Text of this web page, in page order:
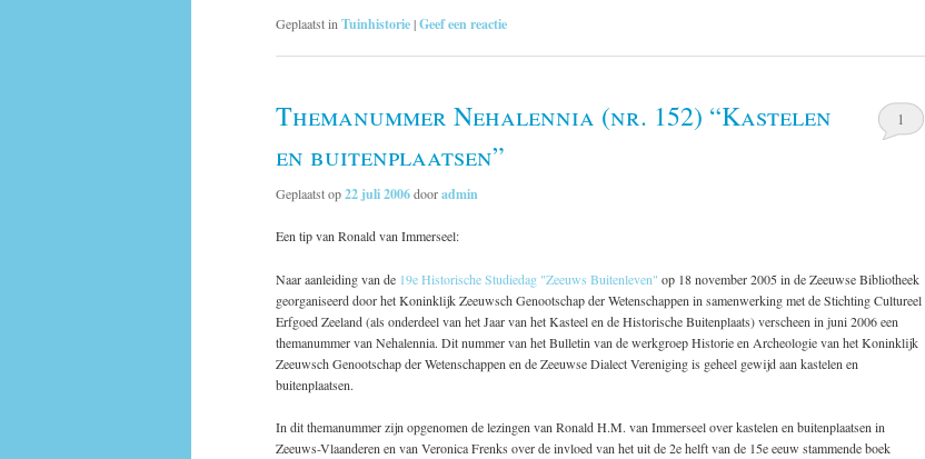
Geplaatst in Tuinhistorie|Geef een reactie
Themanummer Nehalennia (nr. 152) “Kastelen
en buitenplaatsen”
Geplaatst op22 juli 2006dooradmin
1
Een tip van Ronald van Immerseel:
Naar aanleiding van de 19e Historische Studiedag "Zeeuws Buitenleven" op 18 november 2005 in de Zeeuwse Bibliotheek
georganiseerd door het Koninklijk Zeeuwsch Genootschap der Wetenschappen in samenwerking met de Stichting Cultureel
Erfgoed Zeeland (als onderdeel van het Jaar van het Kasteel en de Historische Buitenplaats) verscheen in juni 2006 een
themanummer van Nehalennia. Dit nummer van het Bulletin van de werkgroep Historie en Archeologie van het Koninklijk
Zeeuwsch Genootschap der Wetenschappen en de Zeeuwse Dialect Vereniging is geheel gewijd aan kastelen en
buitenplaatsen.
In dit themanummer zijn opgenomen de lezingen van Ronald H.M. van Immerseel over kastelen en buitenplaatsen in
Zeeuws-Vlaanderen en van Veronica Frenks over de invloed van het uit de 2e helft van de 15e eeuw stammende boek